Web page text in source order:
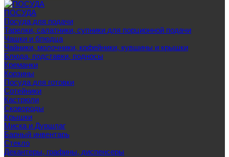
ПОСУДА
Посуда для подачи
Тарелки, салатники, супники для порционной подачи
Чашки и блюдца
Чайники, молочники, кофейники, кувшины и крышки
Блюда, подставки, подносы
Креманки
Корзины
Посуда для готовки
Сотейники
Кастрюли
Сковороды
Крышки
Миска и Дуршлаг
Барный инвентарь
Стекло
Декантеры, графины, диспенсеры